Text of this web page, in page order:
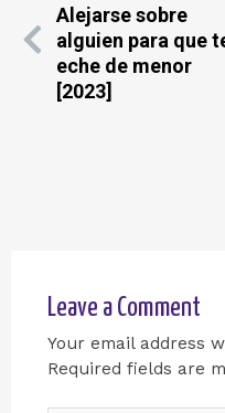
Alejarse sobre
alguien para que
eche de menor
[2023]
Leave a Comment
Your email address
Required fields are